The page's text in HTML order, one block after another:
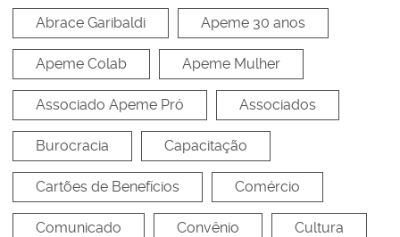
Abrace Garibaldi Apeme 30 anos
Apeme Colab Apeme Mulher
Associado Apeme Pró Associados
Burocracia Capacitação
Cartões de Benefícios Comércio
Comunicado Convênio Cultura